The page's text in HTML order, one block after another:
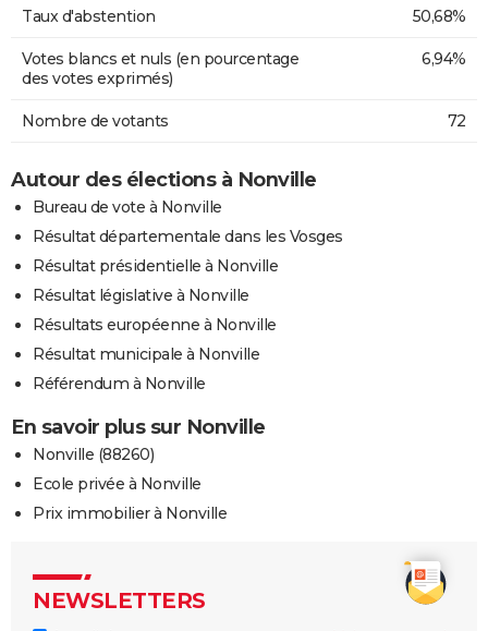
Taux d'abstention 50,68%
Votes blancs et nuls (en pourcentage
des votes exprimés)
6,94%
Nombre de votants 72
Autour des élections à Nonville
Bureau de vote à Nonville
Résultat départementale dans les Vosges
Résultat présidentielle à Nonville
Résultat législative à Nonville
Résultats européenne à Nonville
Résultat municipale à Nonville
Référendum à Nonville
En savoir plus sur Nonville
Nonville (88260)
Ecole privée à Nonville
Prix immobilier à Nonville
NEWSLETTERS